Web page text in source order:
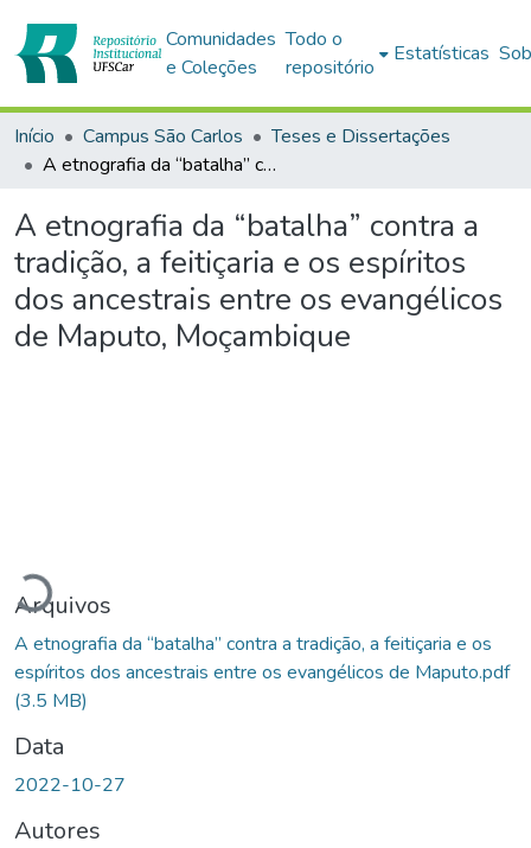
Comunidades
e Coleções
Todo o
repositório
Estatísticas
Início Campus São Carlos
Teses e Dissertações
A etnografia da “batalha” contra a tradição, a feitiçaria e os espíritos dos ancestrais entre os evangélicos de Maputo, Moçambique
A etnografia da “batalha” contra a
tradição, a feitiçaria e os espíritos
dos ancestrais entre os evangélicos
de Maputo, Moçambique
Carregando...
Arquivos
A etnografia da “batalha” contra a tradição, a feitiçaria e os
espíritos dos ancestrais entre os evangélicos de Maputo.pdf
(3.5 MB)
Data
2022-10-27
Autores